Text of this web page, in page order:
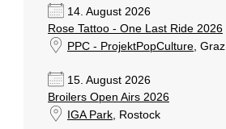
14. August 2026
Rose Tattoo - One Last Ride 2026
PPC - ProjektPopCulture, Graz
15. August 2026
Broilers Open Airs 2026
IGA Park, Rostock